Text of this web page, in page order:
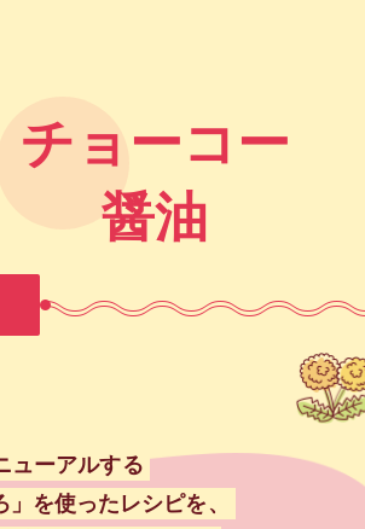
チョーコー
醤油
ューアルする
を使ったレシピを、